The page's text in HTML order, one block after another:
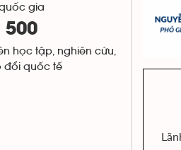
gia
500
học tập, nghiên cứu,
đổi quốc tế